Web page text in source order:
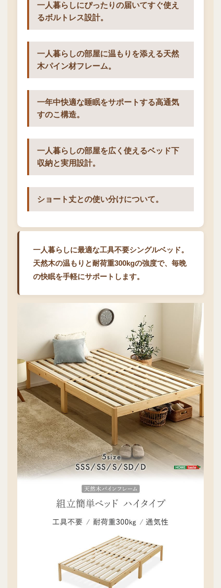
一人暮らしにぴったりの届いてすぐ使え
るボルトレス設計。
一人暮らしの部屋に温もりを添える天然
木パイン材フレーム。
一年中快適な睡眠をサポートする高通気
すのこ構造。
一人暮らしの部屋を広く使えるベッド下
収納と実用設計。
ショート丈との使い分けについて。
一人暮らしに最適な工具不要シングルベッド。
天然木の温もりと耐荷重300kgの強度で、毎晩
の快眠を手軽にサポートします。